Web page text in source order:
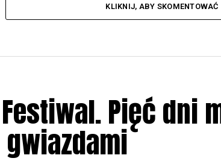
KLIKNIJ, ABY SKOMENTOWAĆ
Pięć dni